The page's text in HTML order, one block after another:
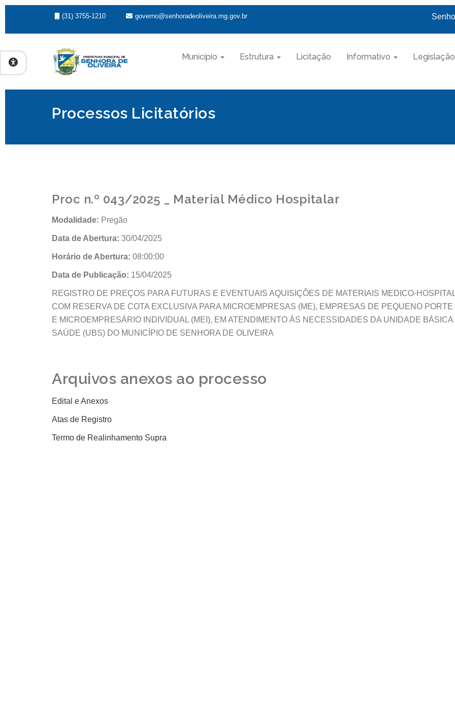
(31) 3755-1210 governo@senhoradeoliveira.mg.gov.br
Município Estrutura Licitação Informativo
Processos Licitatórios
Proc n.º 043/2025 _ Material Médico Hospitalar
Modalidade: Pregão
Data de Abertura: 30/04/2025
Horário de Abertura: 08:00:00
Data de Publicação: 15/04/2025
REGISTRO DE PREÇOS PARA FUTURAS E EVENTUAIS AQUISIÇÕES DE MATERIAIS MEDICO-
COM RESERVA DE COTA EXCLUSIVA PARA MICROEMPRESAS (ME), EMPRESAS DE PEQUENO PORTE
E MICROEMPRESÁRIO INDIVIDUAL (MEI), EM ATENDIMENTO ÀS NECESSIDADES DA UNIDADE BÁSICA
SAÚDE (UBS) DO MUNICÍPIO DE SENHORA DE OLIVEIRA
Arquivos anexos ao processo
Edital e Anexos
Atas de Registro
Termo de Realinhamento Supra